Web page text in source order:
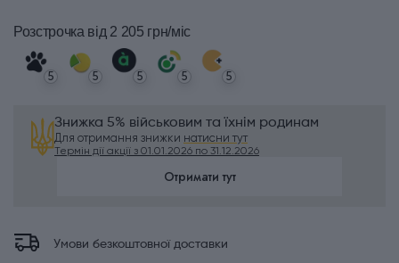
Розстрочка від 2 205 грн/міс
5 5 5 5 5
Знижка 5% військовим та їхнім родинам
Для отримання знижки натисни тут
Термін дії акції з 01.01.2026 по 31.12.2026
Отримати тут
Умови безкоштовної доставки